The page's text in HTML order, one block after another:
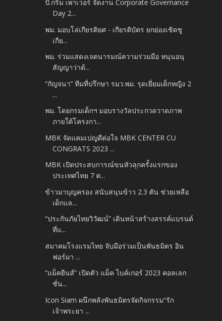
บี.กริม เพาเวอร์ จัดงาน Corporate Governance
Day 2...
พม. มอบโล่เกียรติยศ - เกียรติบัตร ยกย่องเชิดชู
เกีย...
พม. ร่วมแสดงเจตนารมณ์ความร่วมมือ หนุนอนุ
สัญญาว่าด้...
“กัญจนา” ทีมที่ปรึกษา รมว.พม. รุดเยี่ยมเด็กหญิง 2
...
พม. โดยกรมเด็กฯ มอบรางวัลประกวดวาดภาพ
ภายใต้โครงกา...
MBK จัดแคมเปญดีต่อใจ MBK CENTER CU
CONGRATS 2023 ...
MBK เปิดประสบการณ์ขนหัวลุกครั้งแรกของ
ประเทศไทย 7 ต...
ข้าวมาบุญครอง สนับสนุนข้าว 2.3 ตัน ช่วยเหลือ
เด็กแล...
“ประกันภัยไทยวิวัฒน์” เดินหน้าสร้างสรรค์แบรนด์
ที่แ...
สมาคมโรงแรมไทย จับมือร่วมเป็นพันธมิตร อิน
ฟอร์มา ...
“แม็คยีนส์” เปิดตัว แม็ค ไบค์เกอร์ 2023 คอลเลก
ชั่น...
Icon Siam ผนึกพลังพันธมิตรจัดกิจกรรม“รัก
เจ้าพระยา ...